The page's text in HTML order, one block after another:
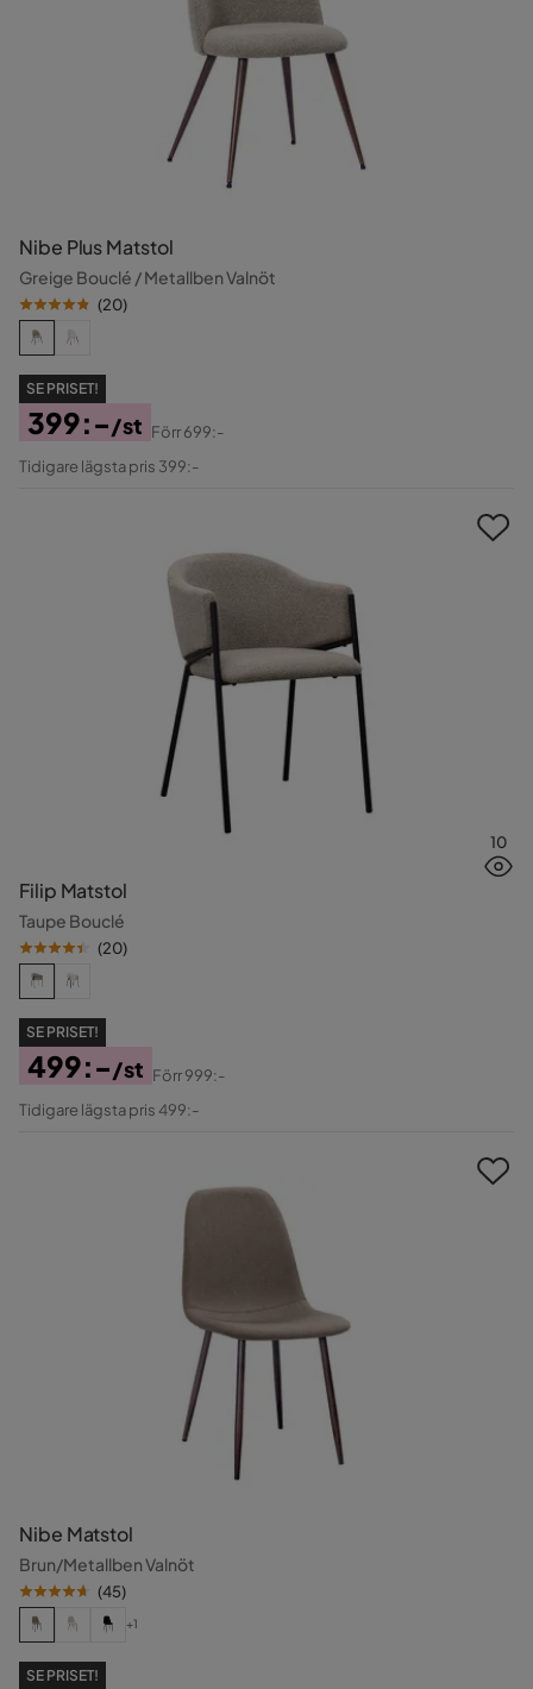
Nibe Plus Matstol
Greige Bouclé / Metallben Valnöt
(20)
SE PRISET!
Pris
399:-/st
Original
Förr699:-
Tidigare lägsta pris 399:-
10
Filip Matstol
Taupe Bouclé
(20)
SE PRISET!
Pris
499:-/st
Original
Förr999:-
Tidigare lägsta pris 499:-
Nibe Matstol
Brun/Metallben Valnöt
(45)
+1
SE PRISET!